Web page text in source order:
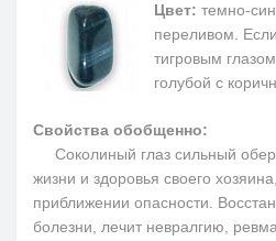
Цвет: темно-
переливом.
тигровым
голубой с
Свойства обобщенно:
Соколиный глаз сильный
жизни и здоровья своего
приближении опасности.
болезни, лечит невралгию,